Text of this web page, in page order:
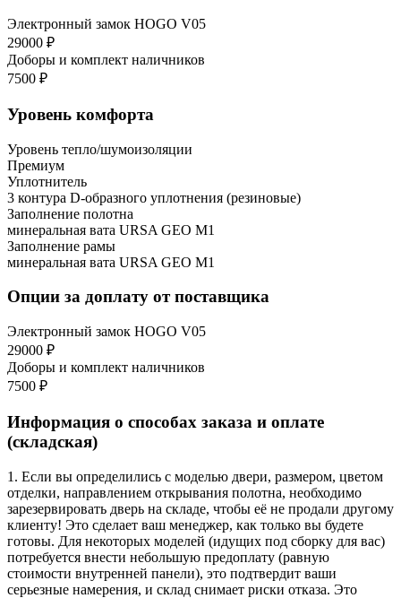
Электронный замок HOGO V05
29000 ₽
Доборы и комплект наличников
7500 ₽
Уровень комфорта
Уровень тепло/шумоизоляции
Премиум
Уплотнитель
3 контура D-образного уплотнения (резиновые)
Заполнение полотна
минеральная вата URSA GEO М1
Заполнение рамы
минеральная вата URSA GEO М1
Опции за доплату от поставщика
Электронный замок HOGO V05
29000 ₽
Доборы и комплект наличников
7500 ₽
Информация о способах заказа и оплате
(складская)
1. Если вы определились с моделью двери, размером, цветом
отделки, направлением открывания полотна, необходимо
зарезервировать дверь на складе, чтобы её не продали другому
клиенту! Это сделает ваш менеджер, как только вы будете
готовы. Для некоторых моделей (идущих под сборку для вас)
потребуется внести небольшую предоплату (равную
стоимости внутренней панели), это подтвердит ваши
серьезные намерения, и склад снимает риски отказа. Это